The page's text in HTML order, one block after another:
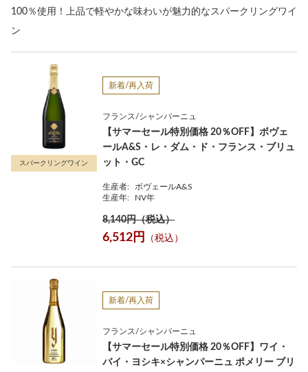
100％使用！上品で軽やかな味わいが魅力的なスパークリングワイ
ン
スパークリングワイン
新着/再入荷
フランス/シャンパーニュ
【サマーセール特別価格 20％OFF】ボヴェ
ールA&S・レ・ダム・ド・フランス・ブリュ
ット・GC
生産者:
ボヴェールA&S
生産年:
NV年
8,140円（税込）
6,512円 （税込）
新着/再入荷
フランス/シャンパーニュ
【サマーセール特別価格 20％OFF】ワイ・
バイ・ヨシキ×シャンパーニュ ポメリー ブリ